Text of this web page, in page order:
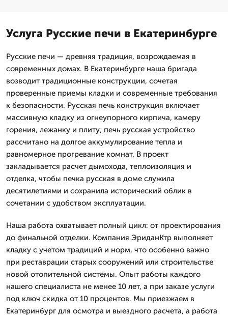
Услуга Русские печи в Екатеринбурге
Русские печи — древняя традиция, возрождаемая в
современных домах. В Екатеринбурге наша бригада
возводит традиционные конструкции, сочетая
проверенные приемы кладки и современные требования
к безопасности. Русская печь конструкция включает
массивную кладку из огнеупорного кирпича, камеру
горения, лежанку и плиту; печь русская устройство
рассчитано на долгое аккумулирование тепла и
равномерное прогревание комнат. В проект
закладывается расчет дымохода, теплоизоляция и
отделка, чтобы печка русская в доме служила
десятилетиями и сохранила исторический облик в
сочетании с удобством эксплуатации.
Наша работа охватывает полный цикл: от проектирования
до финальной отделки. Компания ЭриданКтр выполняет
кладку с учетом традиций и норм, что особенно важно
при реставрации старых сооружений или строительстве
новой отопительной системы. Опыт работы каждого
нашего специалиста не менее 10 лет, а при заказе услуги
под ключ скидка от 10 процентов. Мы приезжаем в
Екатеринбург для осмотра и выездного расчета, а работа